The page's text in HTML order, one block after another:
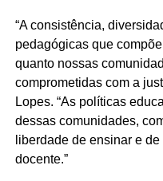
“A consistência,
pedagógicas que
quanto nossas
comprometidas com a
Lopes. “As políticas
dessas comunidades,
liberdade de ensinar e
docente.”